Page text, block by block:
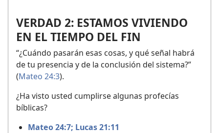
VERDAD 2: ESTAMOS VIVIENDO
EN EL TIEMPO DEL FIN
“¿Cuándo pasarán esas cosas, y qué señal habrá
de tu presencia y de la conclusión del sistema?”
(Mateo 24:3).
¿Ha visto usted cumplirse algunas profecías
bíblicas?
Mateo 24:7; Lucas 21:11